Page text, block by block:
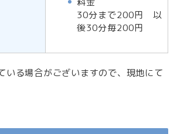
30分まで200円 以
後30分毎200円
いる場合がございますので、現地にて